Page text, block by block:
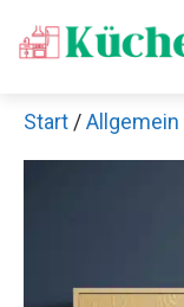
Inhalt
Start /Allgemein